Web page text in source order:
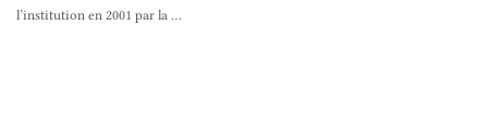
l’institution en 2001 par la …